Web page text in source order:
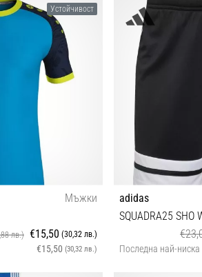
Устойчивост
Мъжки
лв.) €15,50 (30,32 лв.)
€15,50 (30,32 лв.)
adidas
SQUADRA25 SHO
Последна най-ниска